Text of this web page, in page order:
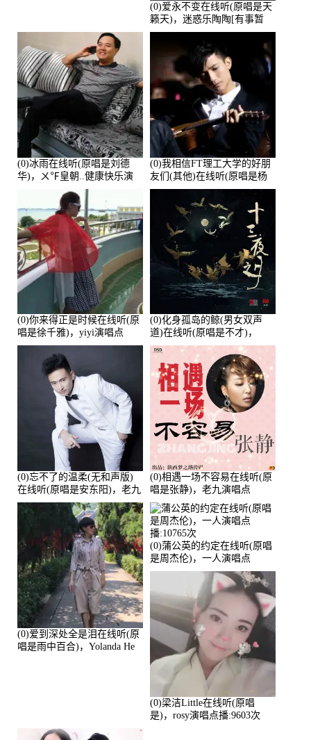
(0)爱永不变在线听(原唱是天
籁天)，迷惑乐陶陶[有事暂
离]演唱点播:27678次
(0)冰雨在线听(原唱是刘德
华)，ㄨ℉皇朝..健康快乐演
(0)我相信FT理工大学的好朋
友们(其他)在线听(原唱是杨
培安)，老乔演唱点播:23714
(0)你来得正是时候在线听(原
唱是徐千雅)，yiyi演唱点
播:21991次
(0)化身孤岛的鲸(男女双声
道)在线听(原唱是不才)，
HGBai演唱点播:19428次
(0)忘不了的温柔(无和声版)
在线听(原唱是安东阳)，老九
演唱点播:17392次
(0)相遇一场不容易在线听(原
唱是张静)，老九演唱点
播:11453次
(0)爱到深处全是泪在线听(原
唱是雨中百合)，Yolanda He
(0)蒲公英的约定在线听(原唱
是周杰伦)，一人演唱点
播:10765次
(0)梁洁Little在线听(原唱
是)，rosy演唱点播:9603次